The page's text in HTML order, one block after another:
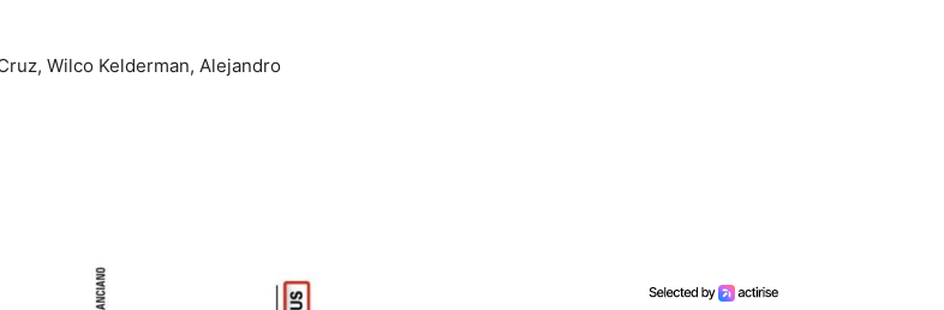
Wilco Kelderman, Alejandro